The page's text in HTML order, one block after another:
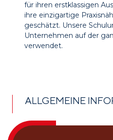
für ihren erstklassigen
ihre einzigartige
geschätzt. Unsere
Unternehmen auf der
verwendet.
ALLGEMEINE